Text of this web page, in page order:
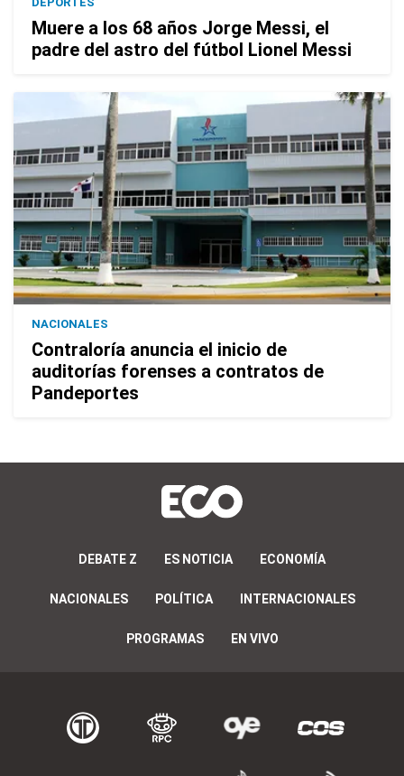
Muere a los 68 años Jorge Messi, el
padre del astro del fútbol Lionel Messi
NACIONALES
Contraloría anuncia el inicio de
auditorías forenses a contratos de
Pandeportes
DEBATE Z ES NOTICIA ECONOMÍA
NACIONALES POLÍTICA INTERNACIONALES
PROGRAMAS EN VIVO